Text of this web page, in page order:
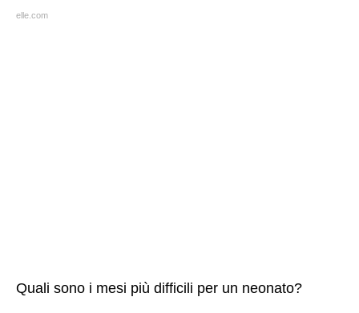
elle.com
Quali sono i mesi più difficili per un neonato?